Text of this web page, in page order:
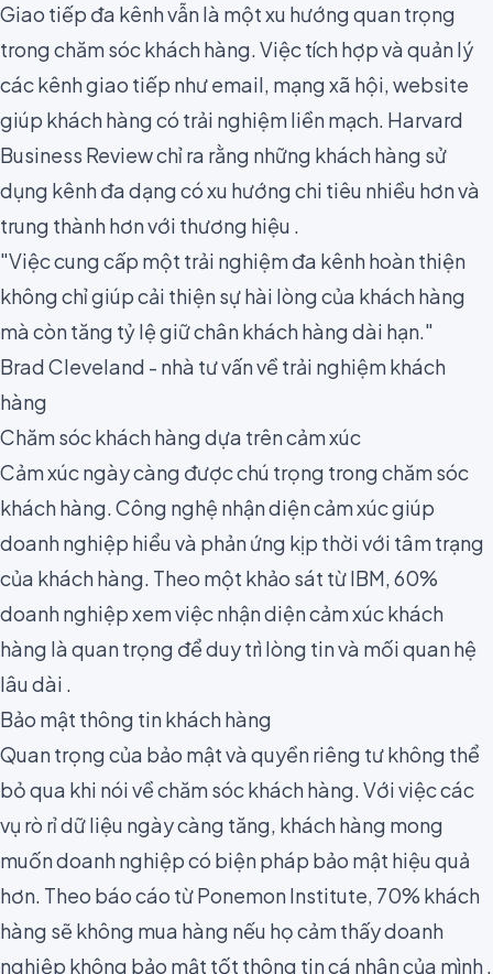
Giao tiếp đa kênh vẫn là một xu hướng quan trọng
trong chăm sóc khách hàng. Việc tích hợp và quản lý
các kênh giao tiếp như email, mạng xã hội, website
giúp khách hàng có trải nghiệm liền mạch. Harvard
Business Review chỉ ra rằng những khách hàng sử
dụng kênh đa dạng có xu hướng chi tiêu nhiều hơn và
trung thành hơn với thương hiệu .
"Việc cung cấp một trải nghiệm đa kênh hoàn thiện
không chỉ giúp cải thiện sự hài lòng của khách hàng
mà còn tăng tỷ lệ giữ chân khách hàng dài hạn."
Brad Cleveland - nhà tư vấn về trải nghiệm khách
hàng
Chăm sóc khách hàng dựa trên cảm xúc
Cảm xúc ngày càng được chú trọng trong chăm sóc
khách hàng. Công nghệ nhận diện cảm xúc giúp
doanh nghiệp hiểu và phản ứng kịp thời với tâm trạng
của khách hàng. Theo một khảo sát từIBM, 60%
doanh nghiệp xem việc nhận diện cảm xúc khách
hàng là quan trọng để duy trì lòng tin và mối quan hệ
lâu dài .
Bảo mật thông tin khách hàng
Quan trọng của bảo mật và quyền riêng tư không thể
bỏ qua khi nói về chăm sóc khách hàng. Với việc các
vụ rò rỉ dữ liệu ngày càng tăng, khách hàng mong
muốn doanh nghiệp có biện pháp bảo mật hiệu quả
hơn. Theo báo cáo từ Ponemon Institute, 70% khách
hàng sẽ không mua hàng nếu họ cảm thấy doanh
nghiệp không bảo mật tốt thông tin cá nhân của mình .